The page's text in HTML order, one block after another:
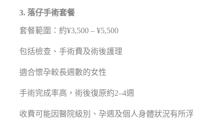
3. 落仔手術套餐
套餐範圍：約¥3,500 – ¥5,500
包括檢查、手術費及術後護理
適合懷孕較長週數的女性
手術完成率高，術後復原約2–4週
收費可能因醫院級別、孕週及個人身體狀況有所浮